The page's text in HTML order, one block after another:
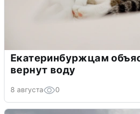
Екатеринбуржцам
вернут воду
8 августа 0